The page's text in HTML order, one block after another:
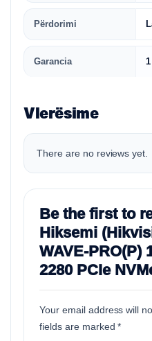
Përdorimi
Garancia
Vlerësime
There are no reviews yet.
Be the first to
Hiksemi
WAVE-PRO(P)
2280 PCIe
Your email address will
fields are marked*